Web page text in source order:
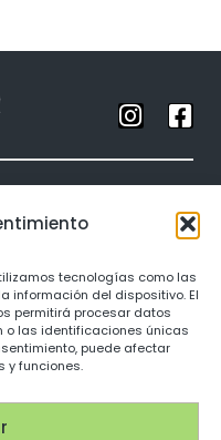
tecnologías como las
información del dispositivo. El
permitirá procesar datos
o las identificaciones únicas
puede afectar
y funciones.